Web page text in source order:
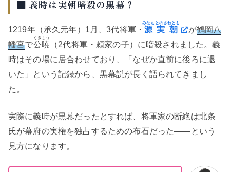
■ 義時は実朝暗殺の黒幕？
1219年（承久元年）1月、3代将軍・源実朝
みなもとのさねとも
が鶴岡八
幡宮で公暁
くぎょう
（2代将軍・頼家の子）に暗殺されました。義
時はその場に居合わせており、「なぜか直前に後ろに退
いた」という記録から、黒幕説が長く語られてきまし
た。
実際に義時が黒幕だったとすれば、将軍家の断絶は北条
氏が幕府の実権を独占するための布石だった——という
見方になります。